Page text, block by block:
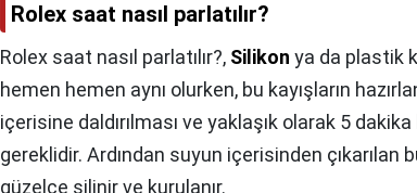
Rolex saat nasıl parlatılır?
Rolex saat nasıl parlatılır?, Silikon ya da plastik
hemen hemen aynı olurken, bu kayışların
içerisine daldırılması ve yaklaşık olarak 5
gereklidir. Ardından suyun içerisinden çıkarılan
güzelce silinir ve kurulanır.